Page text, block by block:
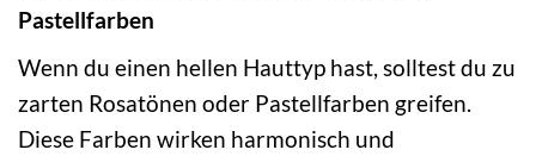
Pastellfarben
Wenn du einen hellen Hauttyp hast, solltest du zu
zarten Rosatönen oder Pastellfarben greifen.
Diese Farben wirken harmonisch und